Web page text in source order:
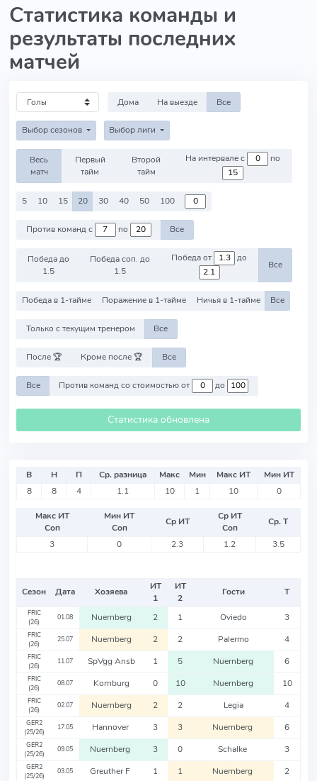
Статистика команды и
результаты последних
матчей
Дома На выезде Все
Выбор сезонов Выбор лиги
Весь
матч
Первый
тайм
Второй
тайм
На интервале с по
5 10 15 20 30 40 50 100
Против команд с по Все
Победа до
1.5
Победа соп. до
1.5
Победа от до
Все
Победа в 1-тайме Поражение в 1-тайме Ничья в 1-тайме Все
Только с текущим тренером Все
После 🏆 Кроме после 🏆 Все
Все Против команд со стоимостью от до
Статистика обновлена
В Н П Ср. разница Макс Мин Макс ИТ
Мин ИТ
8
8 4 1.1 10 1 10 0
Макс ИТ
Соп
Мин ИТ
Соп
Ср ИТ
Ср ИТ
Соп
Ср. Т
3
0 2.3 1.2 3.5
Сезон Дата Хозяева
ИТ
1
ИТ
2
Гости Т
FRIC
(26)
01.08 Nuernberg 2 1 Oviedo 3
FRIC
(26)
25.07 Nuernberg 2 2 Palermo 4
FRIC
(26)
11.07 SpVgg Ansb 1 5 Nuernberg 6
FRIC
(26)
08.07 Kornburg 0 10 Nuernberg 10
FRIC
(26)
02.07 Nuernberg 2 2 Legia 4
GER2
(25/26)
17.05 Hannover 3 3 Nuernberg 6
GER2
(25/26)
09.05 Nuernberg 3 0 Schalke 3
GER2
(25/26)
03.05 Greuther F 1 1 Nuernberg 2